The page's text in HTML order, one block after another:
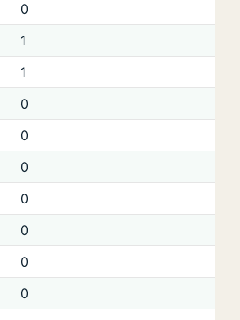
0
1
1
0
0
0
0
0
0
0